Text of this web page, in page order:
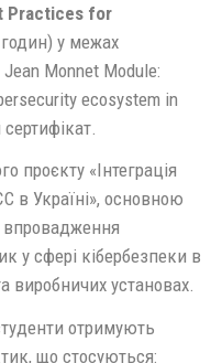
Practices for
у межах
Monnet Module:
ecosystem in
проєкту «Інтеграція
в Україні», основною
впровадження
у сфері кібербезпеки в
виробничих установах.
отримують
що стосуються: